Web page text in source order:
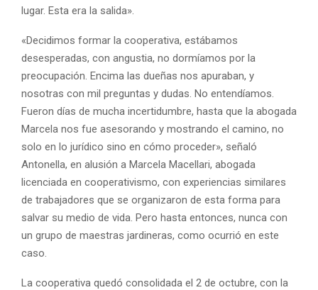
lugar. Esta era la salida».
«Decidimos formar la cooperativa, estábamos
desesperadas, con angustia, no dormíamos por la
preocupación. Encima las dueñas nos apuraban, y
nosotras con mil preguntas y dudas. No entendíamos.
Fueron días de mucha incertidumbre, hasta que la abogada
Marcela nos fue asesorando y mostrando el camino, no
solo en lo jurídico sino en cómo proceder», señaló
Antonella, en alusión a Marcela Macellari, abogada
licenciada en cooperativismo, con experiencias similares
de trabajadores que se organizaron de esta forma para
salvar su medio de vida. Pero hasta entonces, nunca con
un grupo de maestras jardineras, como ocurrió en este
caso.
La cooperativa quedó consolidada el 2 de octubre, con la